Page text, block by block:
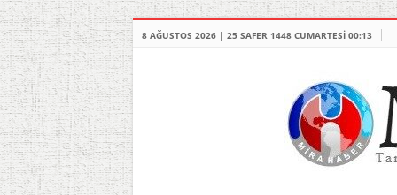
8 AĞUSTOS 2026 | 25 SAFER 1448 CUMARTESI 00:13